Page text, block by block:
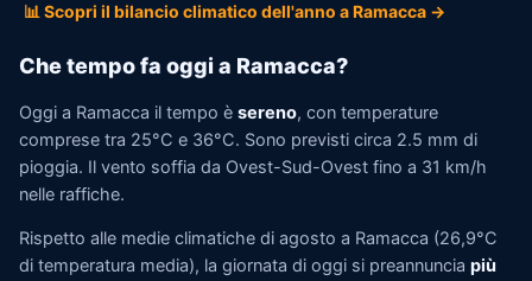
📊 Scopri il bilancio climatico dell'anno a Ramacca →
Che tempo fa oggi a Ramacca?
Oggi a Ramacca il tempo è sereno, con temperature
comprese tra 25°C e 36°C. Sono previsti circa 2.5 mm di
pioggia. Il vento soffia da Ovest-Sud-Ovest fino a 31 km/h
nelle raffiche.
Rispetto alle medie climatiche di agosto a Ramacca (26,9°C
di temperatura media), la giornata di oggi si preannuncia più